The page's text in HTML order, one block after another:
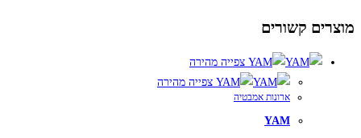
מוצרים קשורים
צפייה מהירה
צפייה מהירה
ארונות אמבטיה
YAM